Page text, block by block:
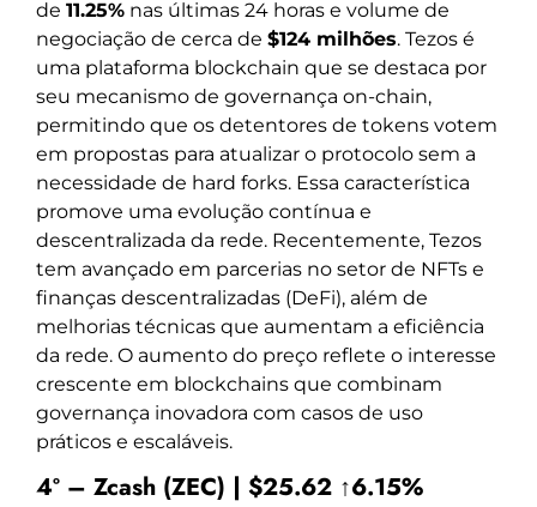
de 11.25% nas últimas 24 horas e volume de
negociação de cerca de $124 milhões. Tezos é
uma plataforma blockchain que se destaca por
seu mecanismo de governança on-chain,
permitindo que os detentores de tokens votem
em propostas para atualizar o protocolo sem a
necessidade de hard forks. Essa característica
promove uma evolução contínua e
descentralizada da rede. Recentemente, Tezos
tem avançado em parcerias no setor de NFTs e
finanças descentralizadas (DeFi), além de
melhorias técnicas que aumentam a eficiência
da rede. O aumento do preço reflete o interesse
crescente em blockchains que combinam
governança inovadora com casos de uso
práticos e escaláveis.
4º – Zcash (ZEC) | $25.62 ↑6.15%